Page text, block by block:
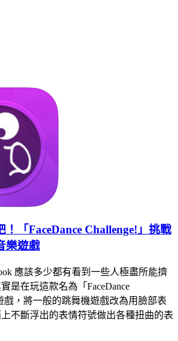
「FaceDance Challenge!」挑戰
樂遊戲
應該多少都有看到一些人極盡所能擠
是在玩這款名為「FaceDance
戲，將一般的跳舞機遊戲改為用臉部表
不斷浮出的表情符號做出各種扭曲的表